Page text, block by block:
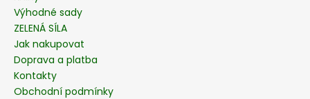
Výhodné sady
ZELENÁ SÍLA
Jak nakupovat
Doprava a platba
Kontakty
Obchodní podmínky